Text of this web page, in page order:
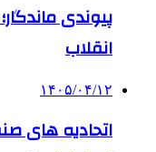
پیوندی
انقلاب
۱۴۰۵/۰۴/۱۲